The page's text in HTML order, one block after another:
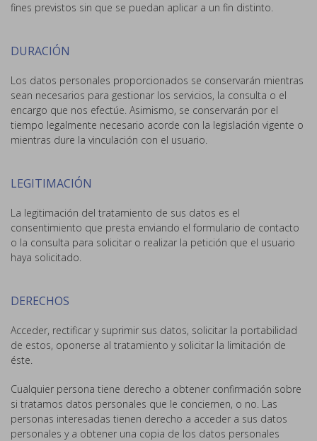
fines previstos sin que se puedan aplicar a un fin distinto.
DURACIÓN
Los datos personales proporcionados se conservarán mientras
sean necesarios para gestionar los servicios, la consulta o el
encargo que nos efectúe. Asimismo, se conservarán por el
tiempo legalmente necesario acorde con la legislación vigente o
mientras dure la vinculación con el usuario.
LEGITIMACIÓN
La legitimación del tratamiento de sus datos es el
consentimiento que presta enviando el formulario de contacto
o la consulta para solicitar o realizar la petición que el usuario
haya solicitado.
DERECHOS
Acceder, rectificar y suprimir sus datos, solicitar la portabilidad
de estos, oponerse al tratamiento y solicitar la limitación de
éste.
Cualquier persona tiene derecho a obtener confirmación sobre
si tratamos datos personales que le conciernen, o no. Las
personas interesadas tienen derecho a acceder a sus datos
personales y a obtener una copia de los datos personales